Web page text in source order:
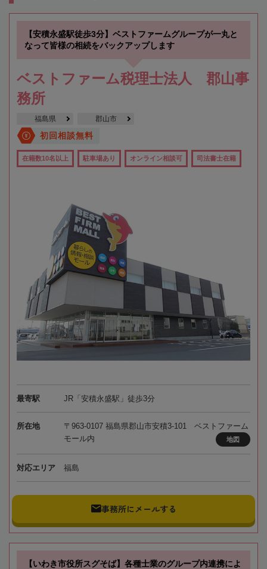
【安積永盛駅徒歩3分】ベストファームグループが一丸と
なって皆様の相続をバックアップします
ベストファーム税理士法人 郡山事
務所
福島県 郡山市
初回相談無料
在籍数10名以上 駐車場あり オンライン相談可 司法書士在籍
最寄駅 JR「安積永盛駅」徒歩3分
所在地
〒963-0107 福島県郡山市安積3-101 ベストファーム
モール内
地図
対応エリア 福島
事務所にメールする
【いわき市役所スグそば】各種士業のグループ内連携によ